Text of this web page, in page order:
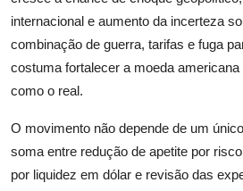
internacional e aumento da incerteza
combinação de guerra, tarifas e fuga
costuma fortalecer a moeda
como o real.
O movimento não depende de um
soma entre redução de apetite por
por liquidez em dólar e revisão das